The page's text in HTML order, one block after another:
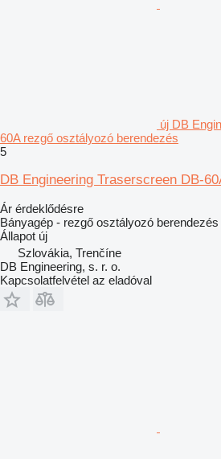
új DB
60A rezgő osztályozó berendezés
5
DB Engineering Traserscreen DB-
Ár érdeklődésre
Bányagép - rezgő osztályozó berendezés
Állapot új
Szlovákia, Trenčíne
DB Engineering, s. r. o.
Kapcsolatfelvétel az eladóval